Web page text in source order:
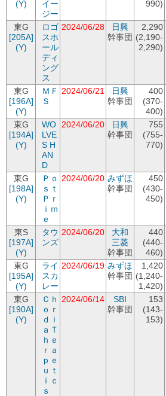
(Y)
イー
ジー
990)
東G
[205A]
(Y)
ロゴ
スホ
ール
ディ
ング
ス
2024/06/28
日興
幹事団
2,290
(2,190-
2,290)
東G
[196A]
(Y)
ＭＦ
Ｓ
2024/06/21
日興
幹事団
400
(370-
400)
東G
[194A]
(Y)
WO
LVE
S H
AN
D
2024/06/20
日興
幹事団
755
(755-
770)
東G
[198A]
(Y)
Ｐｏ
ｓｔ
Ｐｒ
ｉｍ
ｅ
2024/06/20 みずほ
幹事団
450
(430-
450)
東S
[197A]
(Y)
タウ
ンズ
2024/06/20
大和
三菱
幹事団
440
(440-
460)
東G
[195A]
(Y)
ライ
スカ
レー
2024/06/19 みずほ
幹事団
1,420
(1,240-
1,420)
東G
[190A]
(Y)
Ｃｈ
ｏｒ
ｄｉ
ａＴ
ｈｅ
ｒａ
ｐｅ
ｕｔ
ｉｃ
ｓ
2024/06/14
SBI
幹事団
153
(143-
153)